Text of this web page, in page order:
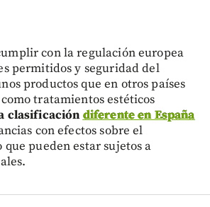
con la regulación europea
permitidos y seguridad del
productos que en otros países
tratamientos estéticos
clasificación diferente en España
con efectos sobre el
pueden estar sujetos a